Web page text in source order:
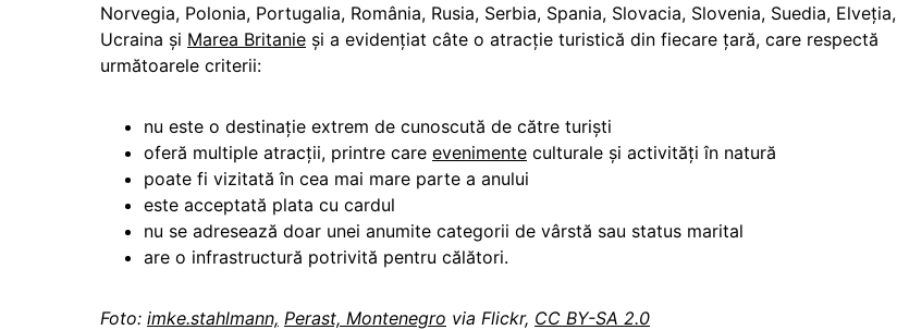
Norvegia, Polonia, Portugalia, România, Rusia, Serbia, Spania, Slovacia, Slovenia, Suedia, Elveţia,
Ucraina şi Marea Britanie și a evidenţiat câte o atracţie turistică din fiecare ţară, care respectă
următoarele criterii:
nu este o destinaţie extrem de cunoscută de către turişti
oferă multiple atracţii, printre care evenimente culturale şi activităţi în natură
poate fi vizitată în cea mai mare parte a anului
este acceptată plata cu cardul
nu se adresează doar unei anumite categorii de vârstă sau status marital
are o infrastructură potrivită pentru călători.
Foto: imke.stahlmann, Perast, Montenegro via Flickr, CC BY-SA 2.0